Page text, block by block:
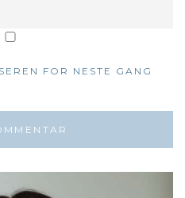
FOR NESTE GANG